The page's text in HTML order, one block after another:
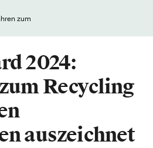
2024:
Recycling
auszeichnet